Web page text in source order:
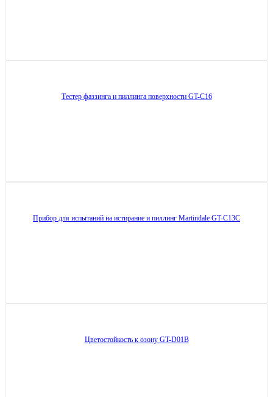
Тестер фаззинга и пиллинга поверхности GT-C16
Прибор для испытаний на истирание и пиллинг Martindale GT-C13C
Цветостойкость к озону GT-D01B